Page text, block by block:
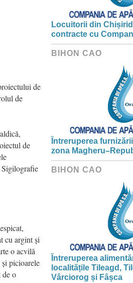
de
de
de
Sigilografie
cu argint și
o acvilă
și picioarele
de o
Locuitorii din
contracte cu
BIHON CAO
Întreruperea
zona
BIHON CAO
Întreruperea
localitățile Tileagd,
Vârciorog și Fâșca